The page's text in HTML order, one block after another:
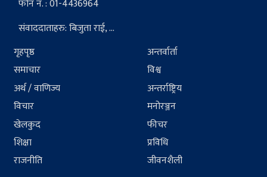
फोन नं. : 01-4436964
संवाददाताहरु: बिजुता राई, ...
गृहपृष्ठ
समाचार
अर्थ / वाणिज्य
विचार
खेलकुद
शिक्षा
राजनीति
अन्तर्वार्ता
विश्व
अन्तर्राष्ट्रिय
मनोरञ्जन
फीचर
प्रविधि
जीवनशैली